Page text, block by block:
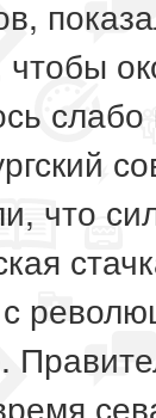
чтобы
что